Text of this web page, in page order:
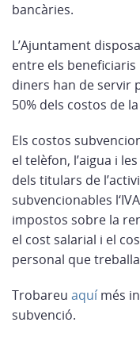
bancàries.
L’Ajuntament
entre els
diners han de servir
50% dels costos de
Els costos
el telèfon, l’aigua i
dels titulars de
subvencionables
impostos sobre la
el cost salarial i el
personal que
Trobareu aquímés
subvenció.